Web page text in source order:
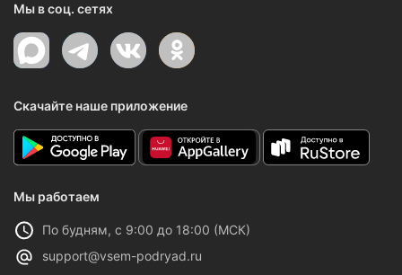
Мы в соц. сетях
Скачайте наше приложение
Мы работаем
По будням, с 9:00 до 18:00 (МСК)
support@vsem-podryad.ru